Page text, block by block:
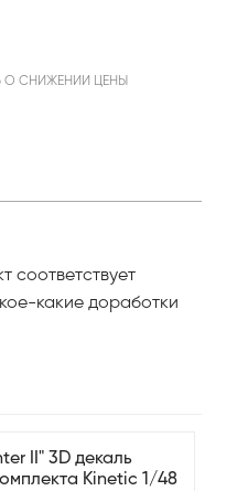
О СНИЖЕНИИ ЦЕНЫ
соответствует
какие доработки
II" 3D декаль
Kinetic 1/48